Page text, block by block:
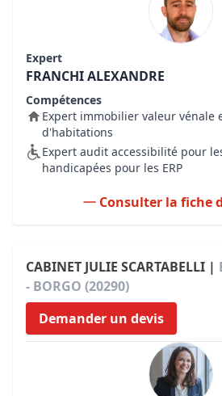
Expert
FRANCHI ALEXANDRE
Compétences
Expert immobilier valeur vénale
d'habitations
Expert audit accessibilité pour
handicapées pour les ERP
Consulter la fiche
CABINET JULIE SCARTABELLI |
- BORGO (20290)
Demander un devis